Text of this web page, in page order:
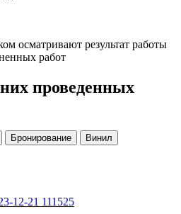
осматривают результат работы
работ
проведенных
Бронирование
Винил